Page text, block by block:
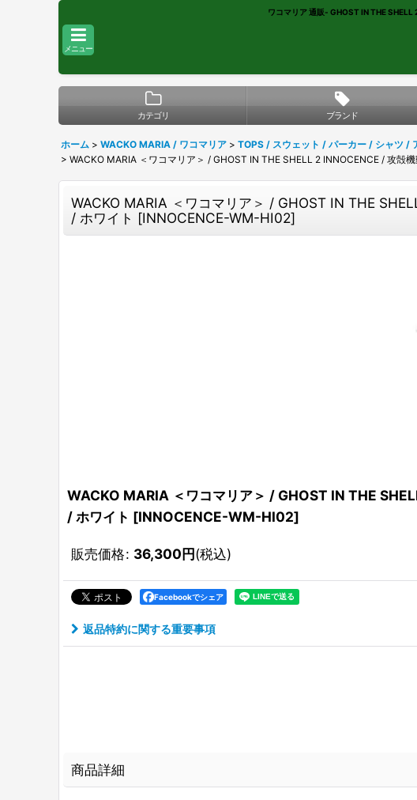
ワコマリア 通販- GHOST IN THE
メニュー
カテゴリ ブランド
ホーム > WACKO MARIA / ワコマリア > TOPS / スウェット / パーカー / シャツ /
> WACKO MARIA ＜ワコマリア＞ / GHOST IN THE SHELL 2 INNOCENCE / 攻殻
WACKO MARIA ＜ワコマリア＞ / GHOST IN THE
/ ホワイト [INNOCENCE-WM-HI02]
WACKO MARIA ＜ワコマリア＞ / GHOST IN THE
/ ホワイト [INNOCENCE-WM-HI02]
販売価格: 36,300円(税込)
Facebookでシェア
返品特約に関する重要事項
商品詳細